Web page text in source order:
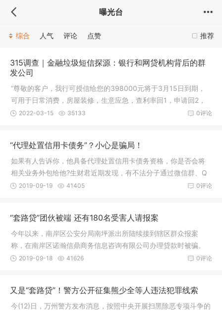
曝光台
推荐
综合 人气 评论 点赞
315调查｜金融垃圾短信探源：银行和网贷机构背后的群
发公司
“尊敬的客户，我行可授信给您的398000元将于3月15日到期，
可用于日常消费，房屋装修，生意应急，查利率回1，申请回2，
退订回T。
0评论
2022-03-15 35133
“代理处置信用卡债务”？小心是骗局！
如果有人告诉你，他具备代理处置信用卡债务资格，你是否会将
相关业务外包给他?生财君近期发现，有不法分子通过微信群、Q
Q群等进
0评论
2019-09-19 41405
“套路贷”团伙被端 还有180名受害人请报案
今年以来，南岸区公安分局南坪派出所陆续接到辖区群众报案
称，在南岸区诺瀚信鼎商务信息咨询有限公司办理贷款时被骗。
今(17)日，
0评论
2019-09-18 41626
又是“套路贷”！警方公开征集熊少全等人违法犯罪线索
今(12)日，万州警方发布消息，按照中央开展扫黑除恶专项斗争的